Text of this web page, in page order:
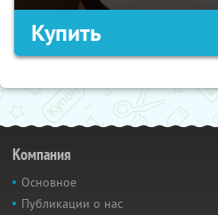
Купить
Компания
Основное
Публикации о нас